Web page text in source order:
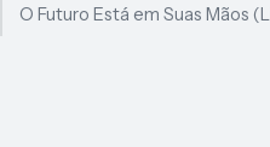
O Futuro Está em Suas Mãos